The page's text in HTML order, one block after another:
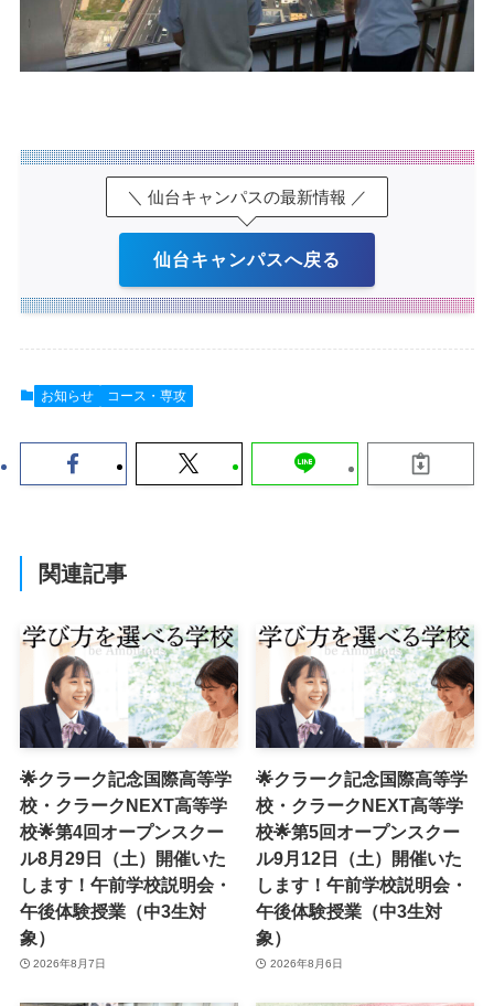
＼ 仙台キャンパスの最新情報 ／
仙台キャンパスへ戻る
お知らせ コース・専攻
関連記事
🌟クラーク記念国際高等学
校・クラークNEXT高等学
校🌟第4回オープンスクー
ル8月29日（土）開催いた
します！午前学校説明会・
午後体験授業（中3生対
象）
2026年8月7日
🌟クラーク記念国際高等学
校・クラークNEXT高等学
校🌟第5回オープンスクー
ル9月12日（土）開催いた
します！午前学校説明会・
午後体験授業（中3生対
象）
2026年8月6日